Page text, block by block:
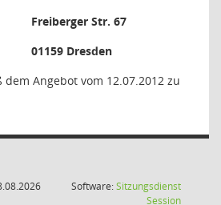
Freiberger Str. 67
01159 Dresden
Angebot vom 12.07.2012 zu
Software:Sitzungsdienst
Session(Wird in